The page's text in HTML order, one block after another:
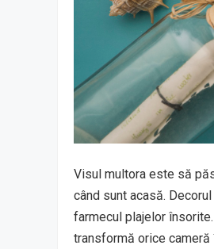
Visul multora este să
când sunt acasă.
farmecul plajelor
transformă orice